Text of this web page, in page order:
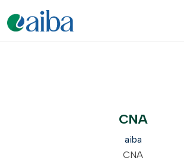
CNA
aiba
CNA